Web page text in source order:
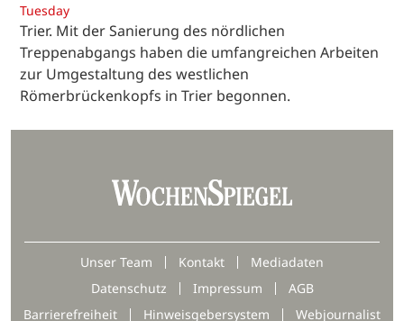
Tuesday
Trier. Mit der Sanierung des nördlichen
Treppenabgangs haben die umfangreichen Arbeiten
zur Umgestaltung des westlichen
Römerbrückenkopfs in Trier begonnen.
Unser Team Kontakt
Mediadaten
Datenschutz
Impressum
AGB
Barrierefreiheit
Hinweisgebersystem Webjournalist